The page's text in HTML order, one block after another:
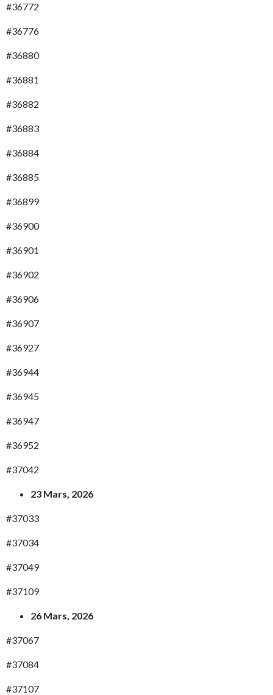
#36772
#36776
#36880
#36881
#36882
#36883
#36884
#36885
#36899
#36900
#36901
#36902
#36906
#36907
#36927
#36944
#36945
#36947
#36952
#37042
23 Mars, 2026
#37033
#37034
#37049
#37109
26 Mars, 2026
#37067
#37084
#37107